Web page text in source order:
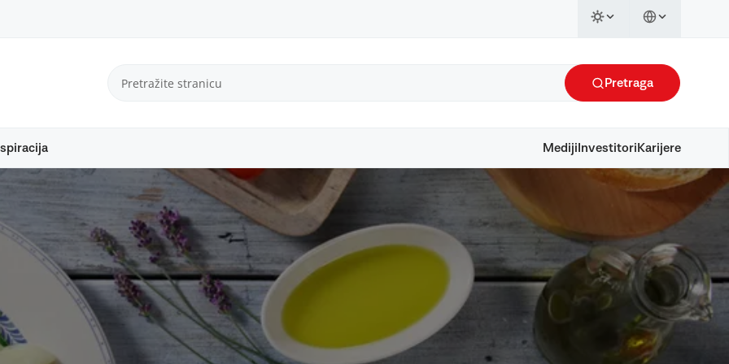
Pretraga
Mediji Investitori Karijere